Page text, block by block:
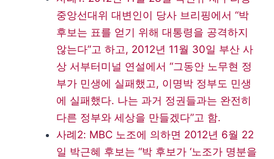
중앙선대위 대변인이 당사 브리핑에서 “박
후보는 표를 얻기 위해 대통령을 공격하지
않는다”고 하고, 2012년 11월 30일 부산 사
상 서부터미널 연설에서 “그동안 노무현 정
부가 민생에 실패했고, 이명박 정부도 민생
에 실패했다. 나는 과거 정권들과는 완전히
다른 정부와 세상을 만들겠다”고 함.
사례2: MBC 노조에 의하면 2012년 6월 22
일 박근혜 후보는 “박 후보가 ‘노조가 명분을